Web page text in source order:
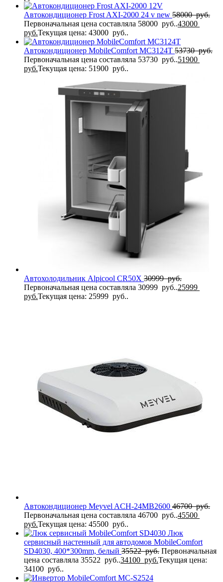
Автокондиционер Frost AXI-2000 24 v new 58000руб.
Первоначальная цена составляла 58000 руб..43000
руб.Текущая цена: 43000 руб..
Автокондиционер MobileComfort MC3124T 53730руб.
Первоначальная цена составляла 53730 руб..51900
руб.Текущая цена: 51900 руб..
Автохолодильник Alpicool CR50X 30999руб.
Первоначальная цена составляла 30999 руб..25999
руб.Текущая цена: 25999 руб..
Автокондиционер Meyvel ACH-24MB2600 46700руб.
Первоначальная цена составляла 46700 руб..45500
руб.Текущая цена: 45500 руб..
Люк
сервисный настенный для автодомов MobileComfort
SD4030, 400*300mm, белый 35522руб. Первоначальная
цена составляла 35522 руб..34100 руб.Текущая цена:
34100 руб..